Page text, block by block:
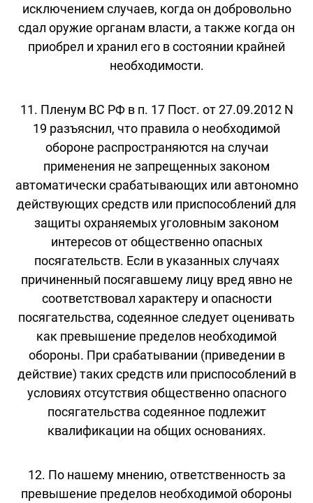
исключением случаев, когда он добровольно
сдал оружие органам власти, а также когда он
приобрел и хранил его в состоянии крайней
необходимости.
11. Пленум ВС РФ в п. 17 Пост. от 27.09.2012 N
19 разъяснил, что правила о необходимой
обороне распространяются на случаи
применения не запрещенных законом
автоматически срабатывающих или автономно
действующих средств или приспособлений для
защиты охраняемых уголовным законом
интересов от общественно опасных
посягательств. Если в указанных случаях
причиненный посягавшему лицу вред явно не
соответствовал характеру и опасности
посягательства, содеянное следует оценивать
как превышение пределов необходимой
обороны. При срабатывании (приведении в
действие) таких средств или приспособлений в
условиях отсутствия общественно опасного
посягательства содеянное подлежит
квалификации на общих основаниях.
12. По нашему мнению, ответственность за
превышение пределов необходимой обороны